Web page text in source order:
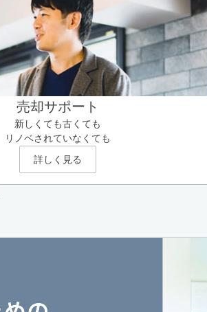
売却サポート
新しくても古くても
リノベされていなくても
詳しく見る